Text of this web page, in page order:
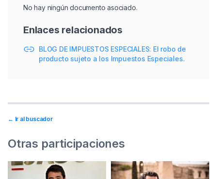
No hay ningún documento asociado.
Enlaces relacionados
BLOG DE IMPUESTOS ESPECIALES: El robo de
producto sujeto a los Impuestos Especiales.
← Ir al buscador
Otras participaciones